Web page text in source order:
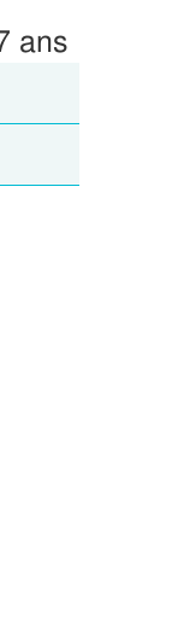
ans